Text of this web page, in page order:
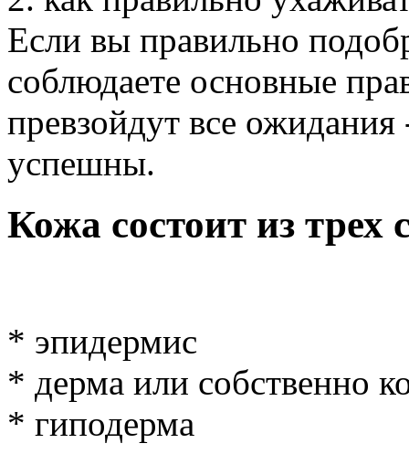
Если вы правильно
соблюдаете основные
превзойдут все
успешны.
Кожа состоит из трех
* эпидермис
* дерма или собственно
* гиподерма